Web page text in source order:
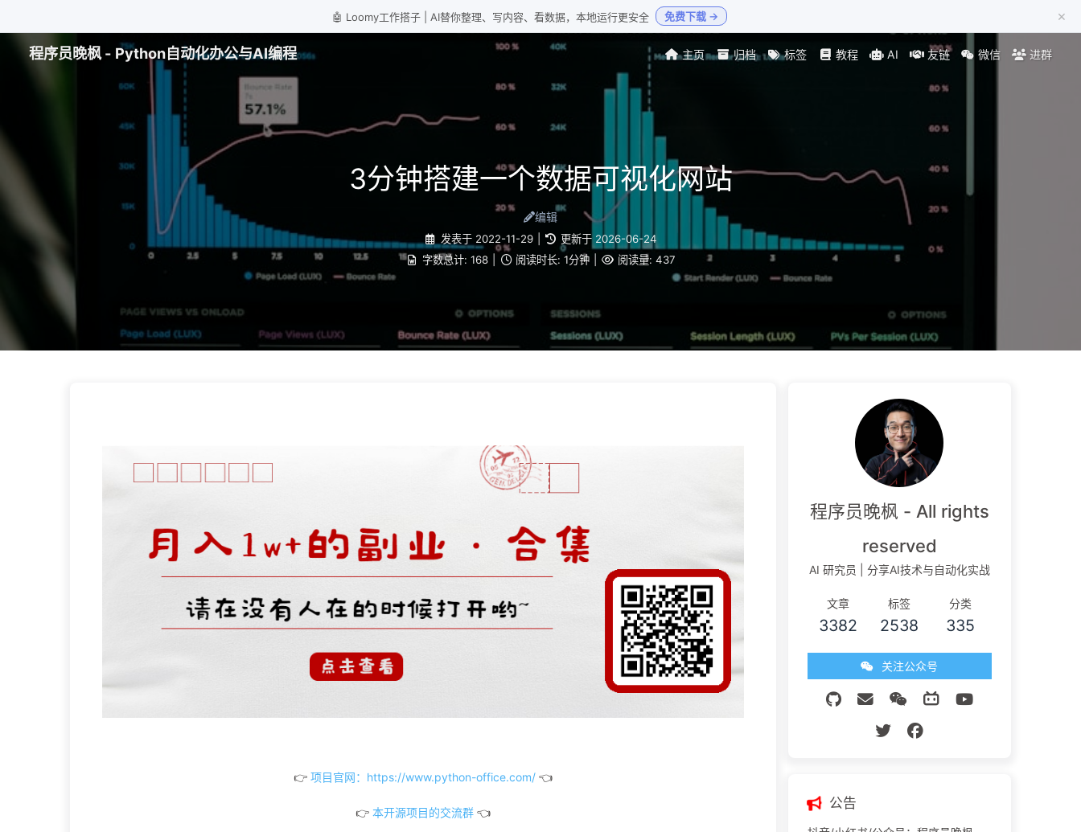
🤖 Loomy工作搭子 | AI替你整理、写内容、看数据，本地运行更安全 免费下载 → ×
程序员晚枫 - Python自动化办公与AI编程 主页 归档 标签 教程 AI 友链 微信 进群
3分钟搭建一个数据可视化网站
编辑
发表于 2022-11-29 更新于 2026-06-24
字数总计: 168 阅读时长: 1分钟 阅读量: 437
👉 项目官网：https://www.python-office.com/👈
👉 本开源项目的交流群👈
程序员晚枫 - All rights
reserved
AI 研究员 | 分享AI技术与自动化实战
文章
3382
标签
2538
分类
335
关注公众号
公告